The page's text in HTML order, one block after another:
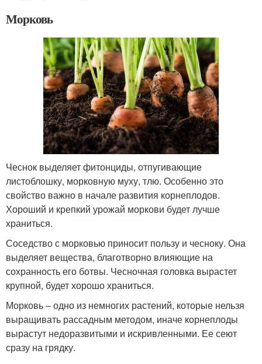
Морковь
Чеснок выделяет фитонциды, отпугивающие
листоблошку, морковную муху, тлю. Особенно это
свойство важно в начале развития корнеплодов.
Хороший и крепкий урожай моркови будет лучше
храниться.
Соседство с морковью приносит пользу и чесноку. Она
выделяет вещества, благотворно влияющие на
сохранность его ботвы. Чесночная головка вырастет
крупной, будет хорошо храниться.
Морковь – одно из немногих растений, которые нельзя
выращивать рассадным методом, иначе корнеплоды
вырастут недоразвитыми и искривленными. Ее сеют
сразу на грядку.